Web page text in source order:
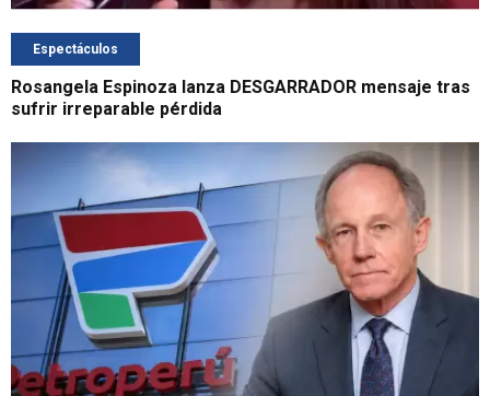
Espectáculos
Rosangela Espinoza lanza DESGARRADOR mensaje tras
sufrir irreparable pérdida